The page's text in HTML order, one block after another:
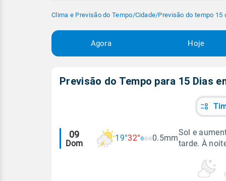
Clima e Previsão do Tempo/Cidade/Previsão do tempo 15
Agora Hoje
Previsão do Tempo para 15 Dias
Alertas
meteorológicos
09
Dom
19°32° 0.5mm
Sol e
tarde. À